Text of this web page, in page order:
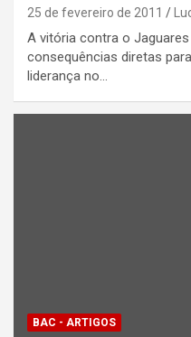
25 de fevereiro de 2011
A vitória contra o
consequências diretas
liderança no…
BAC - ARTIGOS